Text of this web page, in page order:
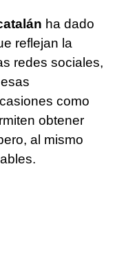
ha dado
reflejan la
redes sociales,
como
obtener
al mismo